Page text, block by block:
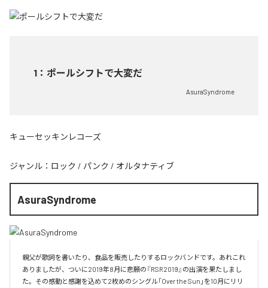
1 ： ポールシフトで大変だ
AsuraSyndrome
キューセッキンレコーズ
ジャンル： ロック / パンク / オルタナティブ
AsuraSyndrome
親父が歌詞を書いたり、食品を販売したりするロックバンドです。あれこれ
ありましたが、ついに2019年8月に悲願の『RSR2019』の出演を果たしまし
た。その感動と感謝を込めて2枚めのシングル「Over the Sun」を10月にリリ